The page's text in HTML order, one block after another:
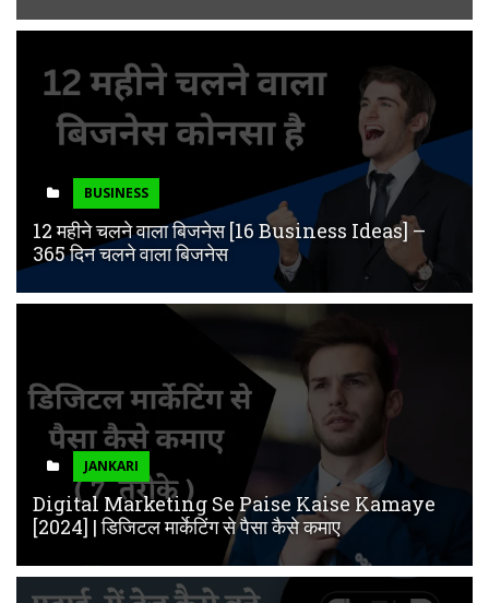
BUSINESS
12 महीने चलने वाला बिजनेस [16 Business Ideas] –
365 दिन चलने वाला बिजनेस
JANKARI
Digital Marketing Se Paise Kaise Kamaye
[2024] | डिजिटल मार्केटिंग से पैसा कैसे कमाए